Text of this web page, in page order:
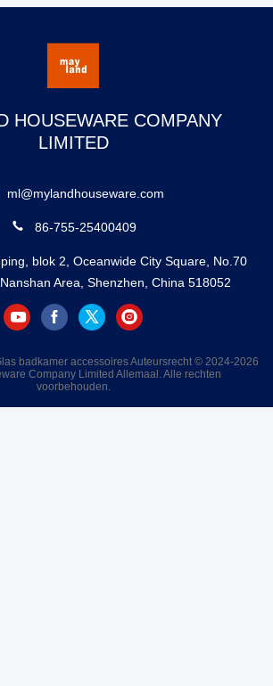
HOUSEWARE COMPANY
LIMITED
ml@mylandhouseware.com
86-755-25400409
blok 2, Oceanwide City Square, No.70
Area, Shenzhen, China 518052
badkamer accessoires Auteursrecht © 2024-2026
Company Limited Allemaal. Alle rechten
voorbehouden.